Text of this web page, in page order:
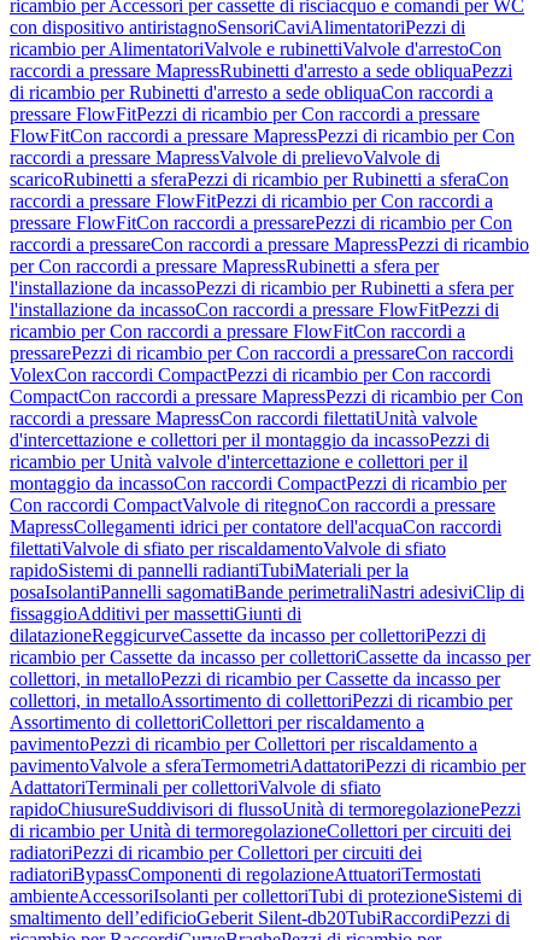
ricambio per Accessori per cassette di risciacquo e comandi per WC
con dispositivo antiristagnoSensoriCaviAlimentatoriPezzi di
ricambio per AlimentatoriValvole e rubinettiValvole d'arrestoCon
raccordi a pressare MapressRubinetti d'arresto a sede obliquaPezzi
di ricambio per Rubinetti d'arresto a sede obliquaCon raccordi a
pressare FlowFitPezzi di ricambio per Con raccordi a pressare
FlowFitCon raccordi a pressare MapressPezzi di ricambio per Con
raccordi a pressare MapressValvole di prelievoValvole di
scaricoRubinetti a sferaPezzi di ricambio per Rubinetti a sferaCon
raccordi a pressare FlowFitPezzi di ricambio per Con raccordi a
pressare FlowFitCon raccordi a pressarePezzi di ricambio per Con
raccordi a pressareCon raccordi a pressare MapressPezzi di ricambio
per Con raccordi a pressare MapressRubinetti a sfera per
l'installazione da incassoPezzi di ricambio per Rubinetti a sfera per
l'installazione da incassoCon raccordi a pressare FlowFitPezzi di
ricambio per Con raccordi a pressare FlowFitCon raccordi a
pressarePezzi di ricambio per Con raccordi a pressareCon raccordi
VolexCon raccordi CompactPezzi di ricambio per Con raccordi
CompactCon raccordi a pressare MapressPezzi di ricambio per Con
raccordi a pressare MapressCon raccordi filettatiUnità valvole
d'intercettazione e collettori per il montaggio da incassoPezzi di
ricambio per Unità valvole d'intercettazione e collettori per il
montaggio da incassoCon raccordi CompactPezzi di ricambio per
Con raccordi CompactValvole di ritegnoCon raccordi a pressare
MapressCollegamenti idrici per contatore dell'acquaCon raccordi
filettatiValvole di sfiato per riscaldamentoValvole di sfiato
rapidoSistemi di pannelli radiantiTubiMateriali per la
posaIsolantiPannelli sagomatiBande perimetraliNastri adesiviClip di
fissaggioAdditivi per massettiGiunti di
dilatazioneReggicurveCassette da incasso per collettoriPezzi di
ricambio per Cassette da incasso per collettoriCassette da incasso per
collettori, in metalloPezzi di ricambio per Cassette da incasso per
collettori, in metalloAssortimento di collettoriPezzi di ricambio per
Assortimento di collettoriCollettori per riscaldamento a
pavimentoPezzi di ricambio per Collettori per riscaldamento a
pavimentoValvole a sferaTermometriAdattatoriPezzi di ricambio per
AdattatoriTerminali per collettoriValvole di sfiato
rapidoChiusureSuddivisori di flussoUnità di termoregolazionePezzi
di ricambio per Unità di termoregolazioneCollettori per circuiti dei
radiatoriPezzi di ricambio per Collettori per circuiti dei
radiatoriBypassComponenti di regolazioneAttuatoriTermostati
ambienteAccessoriIsolanti per collettoriTubi di protezioneSistemi di
smaltimento dell’edificioGeberit Silent-db20TubiRaccordiPezzi di